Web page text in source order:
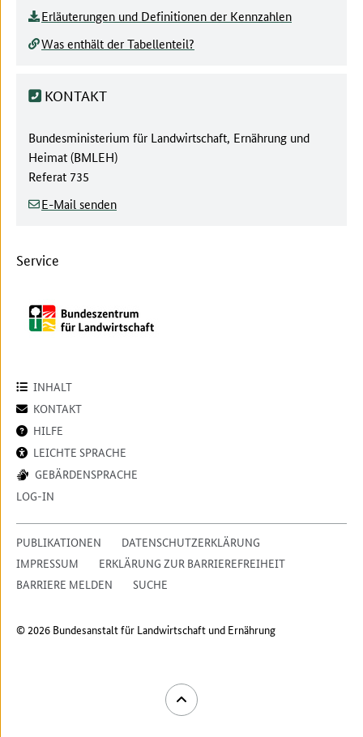
Erläuterungen und Definitionen der Kennzahlen
Was enthält der Tabellenteil?
KONTAKT
Behörde:
Bundesministerium für Landwirtschaft, Ernährung und
Heimat (BMLEH)
Referat 735
E-Mail senden
Service
INHALT
KONTAKT
HILFE
LEICHTE SPRACHE
GEBÄRDENSPRACHE
LOG-IN
PUBLIKATIONEN
DATENSCHUTZERKLÄRUNG
IMPRESSUM
ERKLÄRUNG ZUR BARRIEREFREIHEIT
BARRIERE MELDEN
SUCHE
© 2026 Bundesanstalt für Landwirtschaft und Ernährung